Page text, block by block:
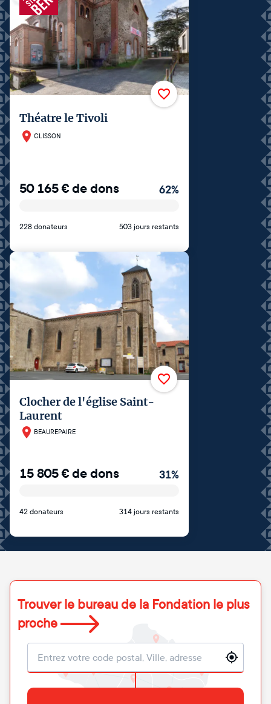
Théatre le Tivoli
CLISSON
50 165€de dons 62%
228 donateurs 503 jours restants
Clocher de l'église Saint-
Laurent
BEAUREPAIRE
15 805€de dons 31%
42 donateurs 314 jours restants
Trouver le bureau de la Fondation le plus
proche
Localisation